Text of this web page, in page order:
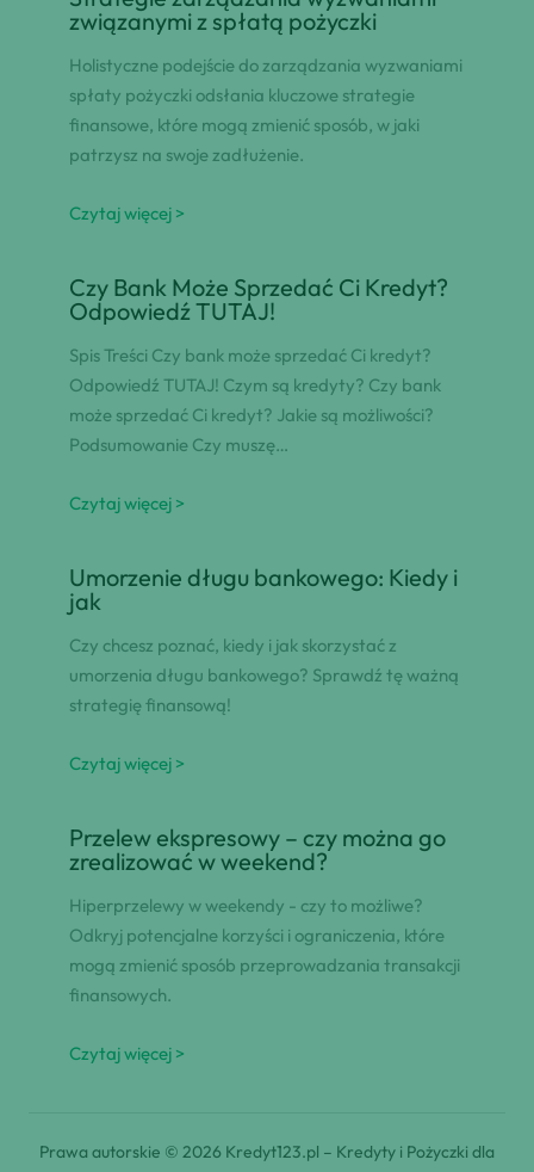
związanymi z spłatą pożyczki
Holistyczne podejście do zarządzania wyzwaniami
spłaty pożyczki odsłania kluczowe strategie
finansowe, które mogą zmienić sposób, w jaki
patrzysz na swoje zadłużenie.
Czytaj więcej >
Czy Bank Może Sprzedać Ci Kredyt?
Odpowiedź TUTAJ!
Spis Treści Czy bank może sprzedać Ci kredyt?
Odpowiedź TUTAJ! Czym są kredyty? Czy bank
może sprzedać Ci kredyt? Jakie są możliwości?
Podsumowanie Czy muszę…
Czytaj więcej >
Umorzenie długu bankowego: Kiedy i
jak
Czy chcesz poznać, kiedy i jak skorzystać z
umorzenia długu bankowego? Sprawdź tę ważną
strategię finansową!
Czytaj więcej >
Przelew ekspresowy – czy można go
zrealizować w weekend?
Hiperprzelewy w weekendy - czy to możliwe?
Odkryj potencjalne korzyści i ograniczenia, które
mogą zmienić sposób przeprowadzania transakcji
finansowych.
Czytaj więcej >
Prawa autorskie © 2026 Kredyt123.pl – Kredyty i Pożyczki dla